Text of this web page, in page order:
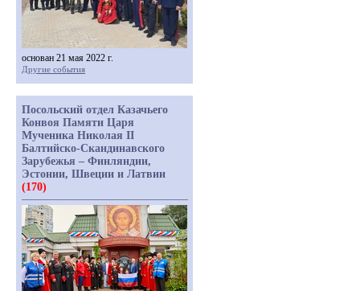
основан 21 мая 2022 г.
Другие события
Посольский отдел Казачьего
Конвоя Памяти Царя
Мученика Николая II
Балтийско-Скандинавского
Зарубежья – Финляндии,
Эстонии, Швеции и Латвии
(170)